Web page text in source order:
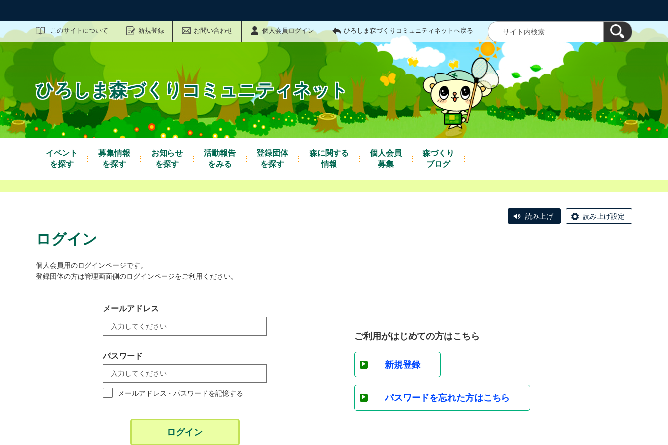
このサイトについて 新規登録 お問い合わせ 個人会員ログイン ひろしま森づくりコミュニティネットへ戻る
サイト内検索
ひろしま森づくりコミュニティネット
イベント
を探す
募集情報
を探す
お知らせ
を探す
活動報告
をみる
登録団体
を探す
森に関する
情報
個人会員
募集
森づくり
ブログ
読み上げ 読み上げ設定
ログイン
個人会員用のログインページです。
登録団体の方は管理画面側のログインページをご利用ください。
メールアドレス
パスワード
メールアドレス・パスワードを記憶する
ログイン
ご利用がはじめての方はこちら
新規登録
パスワードを忘れた方はこちら